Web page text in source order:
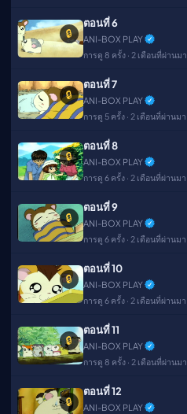
🔒
ตอนที่ 6
ANI-BOX PLAY
การดู 8 ครั้ง · 2 เดือนที่ผ่านมา
🔒
ตอนที่ 7
ANI-BOX PLAY
การดู 5 ครั้ง · 2 เดือนที่ผ่านมา
🔒
ตอนที่ 8
ANI-BOX PLAY
การดู 6 ครั้ง · 2 เดือนที่ผ่านมา
🔒
ตอนที่ 9
ANI-BOX PLAY
การดู 6 ครั้ง · 2 เดือนที่ผ่านมา
🔒
ตอนที่ 10
ANI-BOX PLAY
การดู 6 ครั้ง · 2 เดือนที่ผ่านมา
🔒
ตอนที่ 11
ANI-BOX PLAY
การดู 8 ครั้ง · 2 เดือนที่ผ่านมา
🔒
ตอนที่ 12
ANI-BOX PLAY